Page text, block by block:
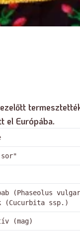
el Európába.
(Phaseolus
(Cucurbita ssp.)
(mag)